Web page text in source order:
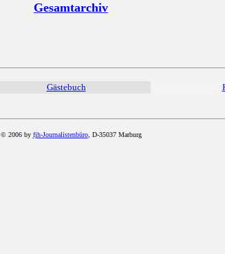
Gesamtarchiv
Gästebuch
© 2006 by fjh-Journalistenbüro, D-35037 Marburg